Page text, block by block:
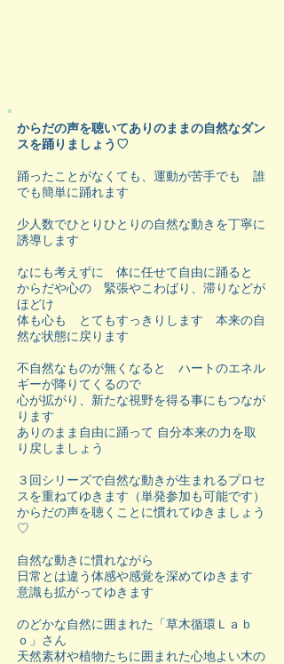
からだの声を聴いてありのままの自然なダン
スを踊りましょう♡
踊ったことがなくても、運動が苦手でも 誰
でも簡単に踊れます
少人数でひとりひとりの自然な動きを丁寧に
誘導します
なにも考えずに 体に任せて自由に踊ると
からだや心の 緊張やこわばり、滞りなどが
ほどけ
体も心も とてもすっきりします 本来の自
然な状態に戻ります
不自然なものが無くなると ハートのエネル
ギーが降りてくるので
心が拡がり、新たな視野を得る事にもつなが
ります
ありのまま自由に踊って 自分本来の力を取
り戻しましょう
３回シリーズで自然な動きが生まれるプロセ
スを重ねてゆきます（単発参加も可能です）
からだの声を聴くことに慣れてゆきましょう
♡
自然な動きに慣れながら
日常とは違う体感や感覚を深めてゆきます
意識も拡がってゆきます
のどかな自然に囲まれた「草木循環Ｌａｂ
ｏ」さん
天然素材や植物たちに囲まれた心地よい木の